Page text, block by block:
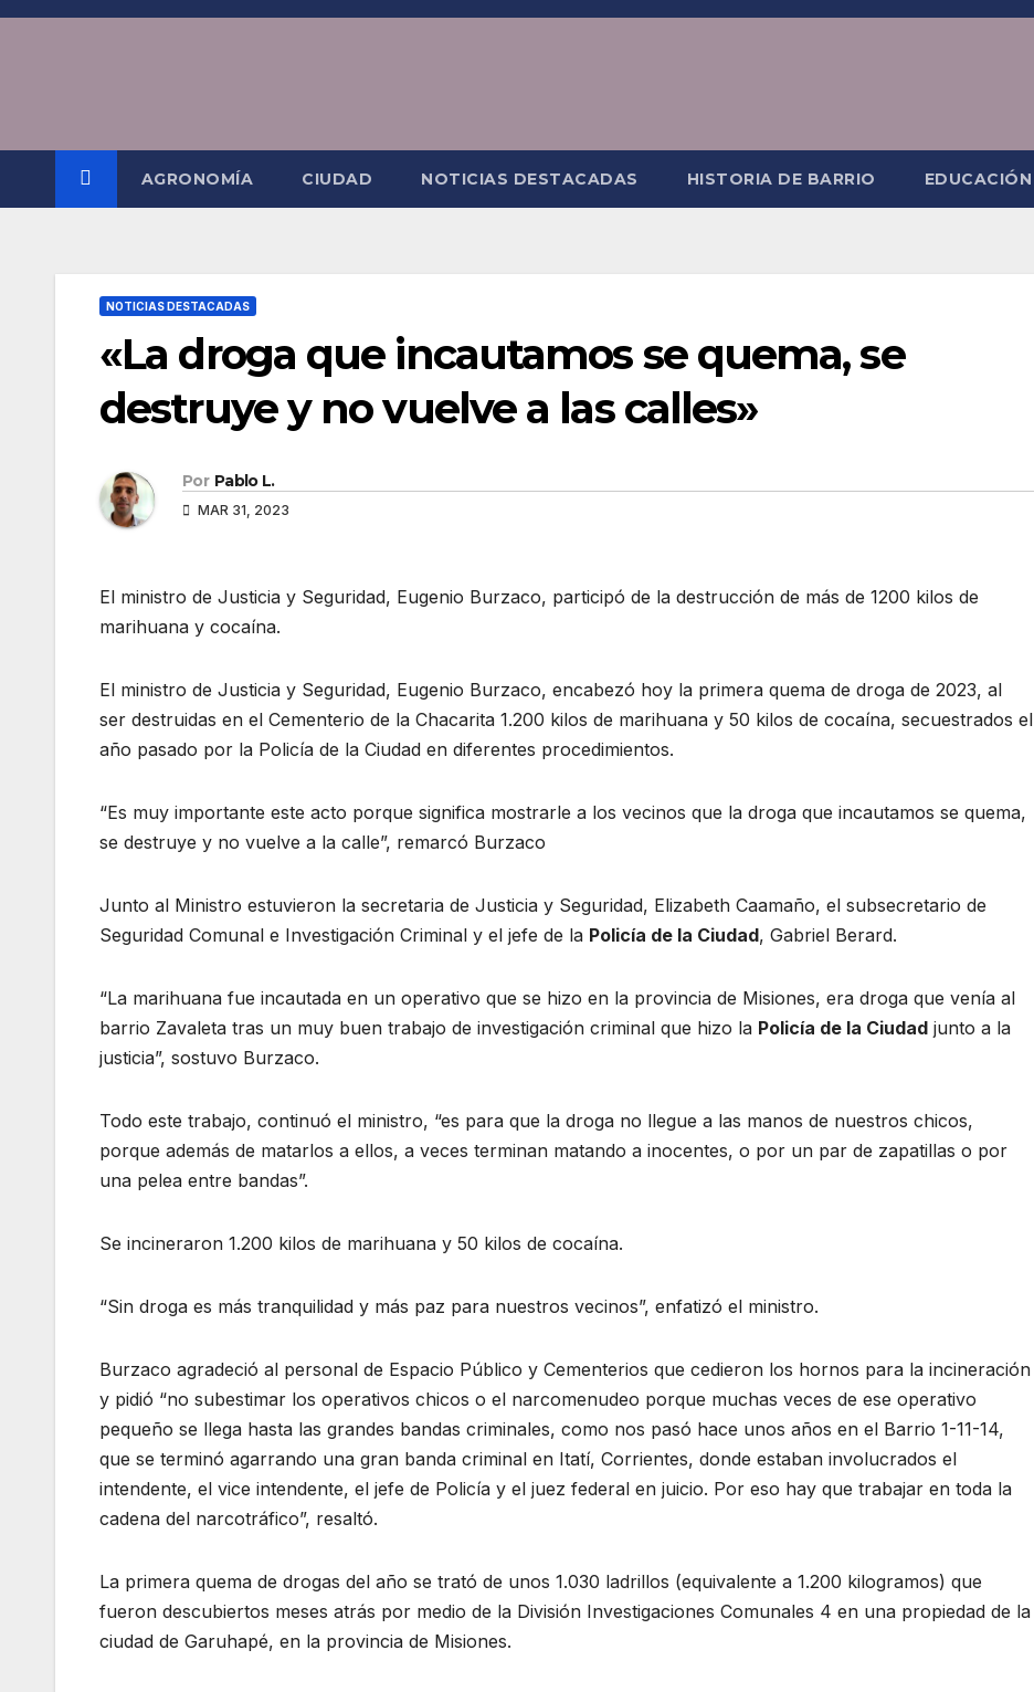
Saltar
AGRONOMÍA CIUDAD NOTICIAS DESTACADAS HISTORIA DE BARRIO EDUCACIÓN
NOTICIAS DESTACADAS
«La droga que incautamos se quema, se
destruye y no vuelve a las calles»
Por Pablo L.
MAR 31, 2023
El ministro de Justicia y Seguridad, Eugenio Burzaco, participó de la destrucción de más de 1200 kilos de
marihuana y cocaína.
El ministro de Justicia y Seguridad, Eugenio Burzaco, encabezó hoy la primera quema de droga de 2023, al
ser destruidas en el Cementerio de la Chacarita 1.200 kilos de marihuana y 50 kilos de cocaína, secuestrados el
año pasado por la Policía de la Ciudad en diferentes procedimientos.
“Es muy importante este acto porque significa mostrarle a los vecinos que la droga que incautamos se quema,
se destruye y no vuelve a la calle”, remarcó Burzaco
Junto al Ministro estuvieron la secretaria de Justicia y Seguridad, Elizabeth Caamaño, el subsecretario de
Seguridad Comunal e Investigación Criminal y el jefe de la Policía de la Ciudad, Gabriel Berard.
“La marihuana fue incautada en un operativo que se hizo en la provincia de Misiones, era droga que venía al
barrio Zavaleta tras un muy buen trabajo de investigación criminal que hizo la Policía de la Ciudad junto a la
justicia”, sostuvo Burzaco.
Todo este trabajo, continuó el ministro, “es para que la droga no llegue a las manos de nuestros chicos,
porque además de matarlos a ellos, a veces terminan matando a inocentes, o por un par de zapatillas o por
una pelea entre bandas”.
Se incineraron 1.200 kilos de marihuana y 50 kilos de cocaína.
“Sin droga es más tranquilidad y más paz para nuestros vecinos”, enfatizó el ministro.
Burzaco agradeció al personal de Espacio Público y Cementerios que cedieron los hornos para la incineración
y pidió “no subestimar los operativos chicos o el narcomenudeo porque muchas veces de ese operativo
pequeño se llega hasta las grandes bandas criminales, como nos pasó hace unos años en el Barrio 1-11-14,
que se terminó agarrando una gran banda criminal en Itatí, Corrientes, donde estaban involucrados el
intendente, el vice intendente, el jefe de Policía y el juez federal en juicio. Por eso hay que trabajar en toda la
cadena del narcotráfico”, resaltó.
La primera quema de drogas del año se trató de unos 1.030 ladrillos (equivalente a 1.200 kilogramos) que
fueron descubiertos meses atrás por medio de la División Investigaciones Comunales 4 en una propiedad de la
ciudad de Garuhapé, en la provincia de Misiones.